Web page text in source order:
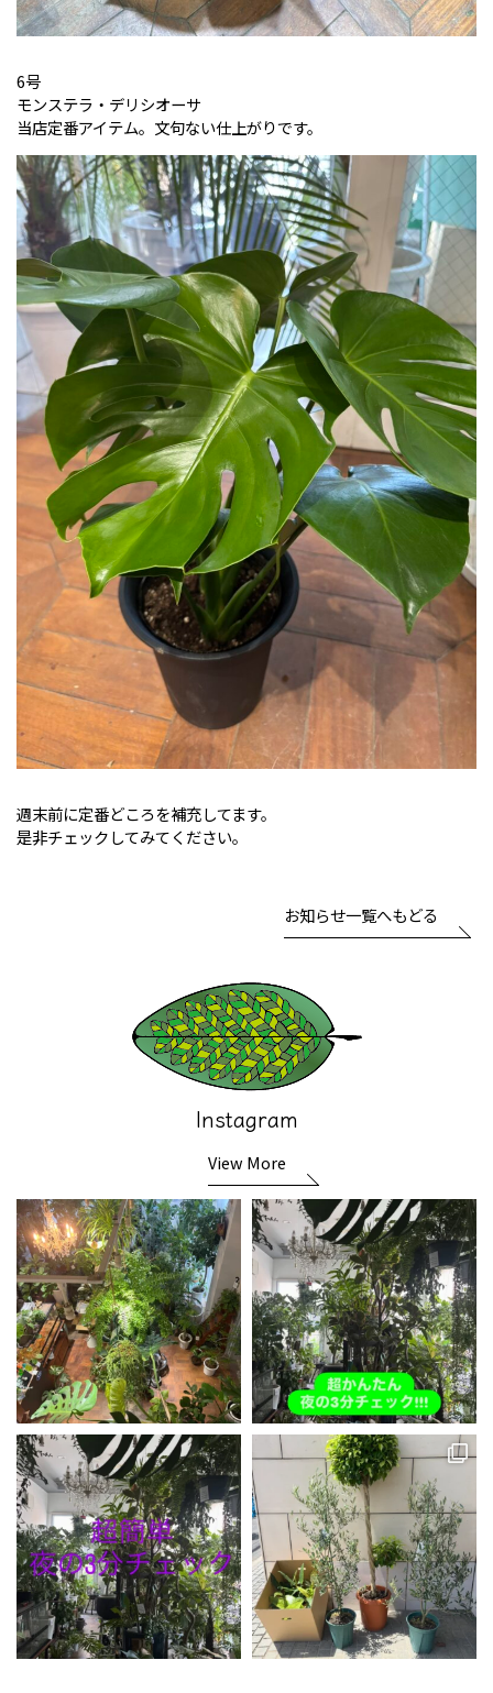
6号
モンステラ・デリシオーサ
当店定番アイテム。文句ない仕上がりです。
週末前に定番どころを補充してます。
是非チェックしてみてください。
お知らせ一覧へもどる
Instagram
View More